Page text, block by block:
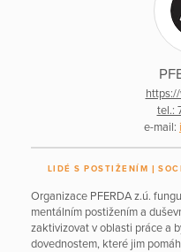
tel.:
e-mail:
LIDÉ S POSTIŽENÍM
Organizace PFERDA z.ú.
mentálním postižením a
zaktivizovat v oblasti práce a
dovednostem, které jim